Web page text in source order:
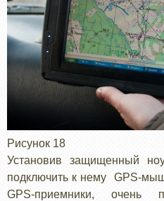
Рисунок 18
Установив защищенный
подключить к нему GPS-
GPS-приемники,